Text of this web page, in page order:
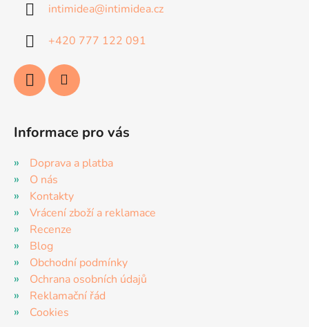
intimidea@intimidea.cz
+420 777 122 091
Informace pro vás
Doprava a platba
O nás
Kontakty
Vrácení zboží a reklamace
Recenze
Blog
Obchodní podmínky
Ochrana osobních údajů
Reklamační řád
Cookies